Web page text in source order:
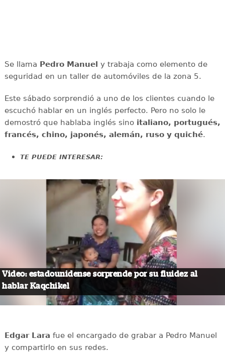
Se llama Pedro Manuel y trabaja como elemento de
seguridad en un taller de automóviles de la zona 5.
Este sábado sorprendió a uno de los clientes cuando le
escuchó hablar en un inglés perfecto. Pero no solo le
demostró que hablaba inglés sino italiano, portugués,
francés, chino, japonés, alemán, ruso y quiché.
TE PUEDE INTERESAR:
Video: estadounidense sorprende por su fluidez al
hablar Kaqchikel
Edgar Lara fue el encargado de grabar a Pedro Manuel
y compartirlo en sus redes.